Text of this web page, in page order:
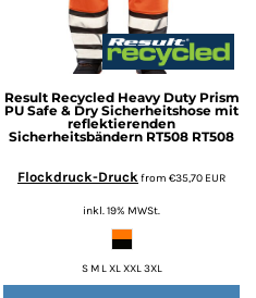
Result Recycled Heavy Duty Prism
PU Safe & Dry Sicherheitshose mit
reflektierenden
Sicherheitsbändern RT508 RT508
Flockdruck-Druckfrom €35,70 EUR
inkl. 19% MWSt.
S M L XL XXL 3XL